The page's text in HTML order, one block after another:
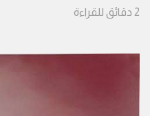
2 دقائق للقراءة